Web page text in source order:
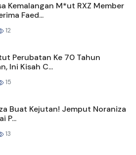
Kemalangan M*ut RXZ Member
Faed...
12
Perubatan Ke 70 Tahun
Ini Kisah C...
15
Buat Kejutan! Jemput Noraniza
P...
13